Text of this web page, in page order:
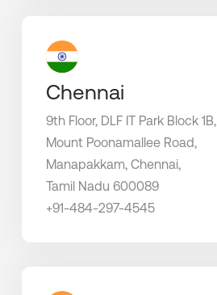
Chennai
9th Floor, DLF IT Park Block 1B,
Mount Poonamallee Road,
Manapakkam, Chennai,
Tamil Nadu 600089
+91-484-297-4545